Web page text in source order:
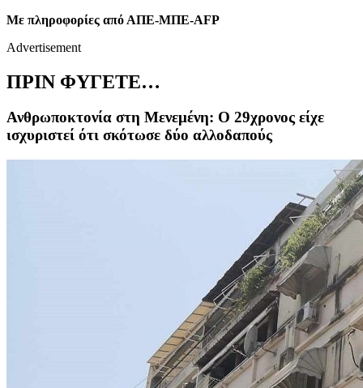
Με πληροφορίες από ΑΠΕ-ΜΠΕ-AFP
Advertisement
ΠΡΙΝ ΦΥΓΕΤΕ…
Ανθρωποκτονία στη Μενεμένη: Ο 29χρονος είχε
ισχυριστεί ότι σκότωσε δύο αλλοδαπούς